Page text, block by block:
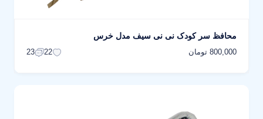
محافظ سر کودک نی نی سیف مدل خرس
800,000 تومان 22
23